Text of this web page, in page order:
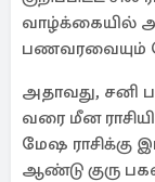
வாழ்க்கையில்
பணவரவையும்
அதாவது, சனி
வரை மீன
மேஷ ராசிக்கு
ஆண்டு குரு